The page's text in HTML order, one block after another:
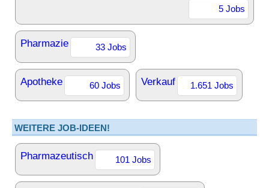
5 Jobs
Pharmazie 33 Jobs
Apotheke 60 Jobs Verkauf 1.651 Jobs
WEITERE JOB-IDEEN!
Pharmazeutisch 101 Jobs